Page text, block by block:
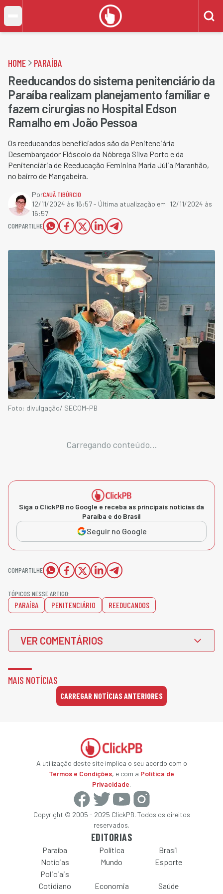
HOME PARAÍBA
Reeducandos do sistema penitenciário da
Paraíba realizam planejamento familiar e
fazem cirurgias no Hospital Edson
Ramalho em João Pessoa
Os reeducandos beneficiados são da Penitenciária
Desembargador Flóscolo da Nóbrega Silva Porto e da
Penitenciária de Reeducação Feminina Maria Júlia Maranhão,
no bairro de Mangabeira.
PorCAUÃ TIBÚRCIO
12/11/2024 às 16:57- Última atualização em: 12/11/2024 às
16:57
COMPARTILHE
Foto: divulgação/ SECOM-PB
Carregando conteúdo...
Siga o ClickPB no Google e receba as principais notícias da
Paraíba e do Brasil
Seguir no Google
COMPARTILHE
TÓPICOS NESSE ARTIGO:
PARAÍBA PENITENCIÁRIO REEDUCANDOS
VER COMENTÁRIOS
MAIS NOTÍCIAS
CARREGAR NOTÍCIAS ANTERIORES
A utilização deste site implica o seu acordo com o
Termos e Condições, e com a Política de
Privacidade.
Copyright © 2005 - 2025 ClickPB. Todos os direitos
reservados.
EDITORIAS
Paraíba Política
Brasil
Notícias
Policiais
Mundo Esporte
Cotidiano Economia
Saúde